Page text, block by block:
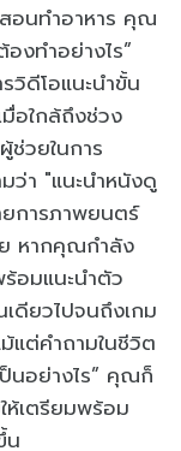
อนทำอาหาร คุณ
งทำอย่างไร”
วิดีโอแนะนำขั้น
อใกล้ถึงช่วง
วยในการ
ว่า "แนะนำหนังดู
การภาพยนตร์
ย หากคุณกำลัง
อมแนะนำตัว
ดียวไปจนถึงเกม
แต่คำถามในชีวิต
ป็นอย่างไร” คุณก็
เตรียมพร้อม
น